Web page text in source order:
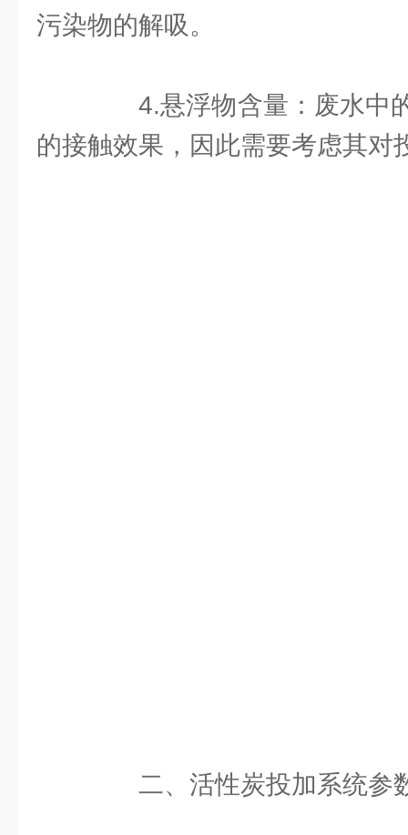
污染物的解吸。
4.悬浮物含量：废水中
的接触效果，因此需要考虑其对
二、活性炭投加系统参